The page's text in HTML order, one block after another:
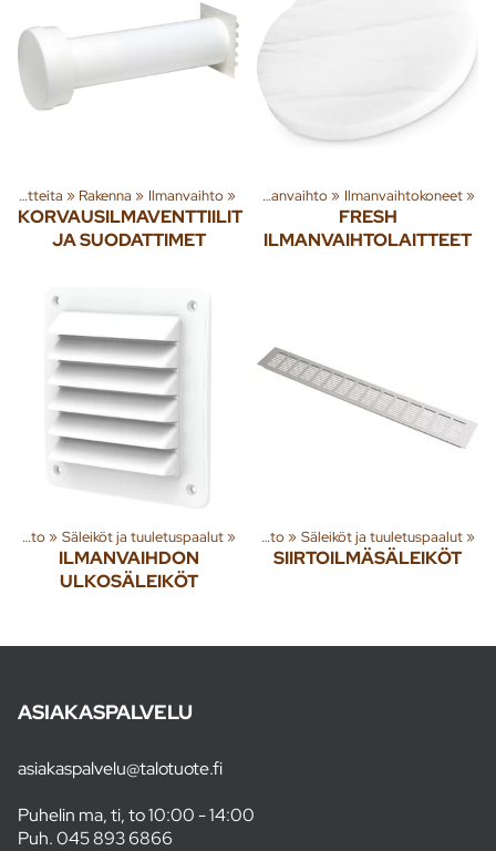
Tuoteryhmiä ja tuotteita ‪» Rakenna ‪» Ilmanvaihto‪»
KORVAUSILMAVENTTIILIT
JA SUODATTIMET
Tuoteryhmiä ja tuotteita‪»Rakenna Ilmanvaihto‪» Ilmanvaihtokoneet‪»
FRESH
ILMANVAIHTOLAITTEET
Ilmanvaihto‪» Säleiköt ja tuuletuspaalut‪»
ILMANVAIHDON
ULKOSÄLEIKÖT
ja tuotteita ‪» Rakenna‪» Ilmanvaihto‪» Säleiköt ja tuuletuspaalut‪»
SIIRTOILMÄSÄLEIKÖT
ASIAKASPALVELU
asiakaspalvelu@talotuote.fi
Puhelin ma, ti, to 10:00 - 14:00
Puh.045 893 6866